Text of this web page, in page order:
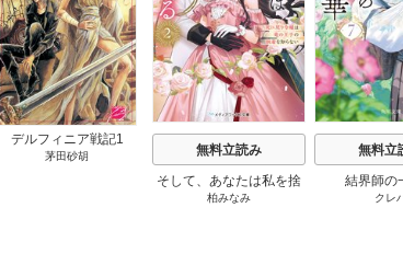
デルフィニア戦記1
茅田砂胡
無料立読み
そして、あなたは私を捨
てる
柏みなみ
無料立
結界師の
クレ